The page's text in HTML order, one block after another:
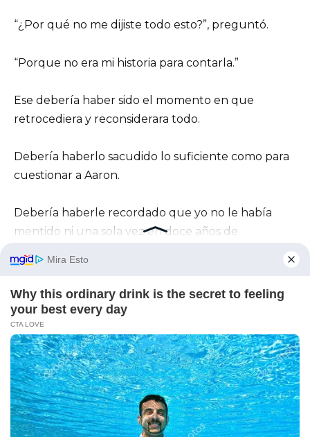
“¿Por qué no me dijiste todo esto?”, preguntó.
“Porque no era mi historia para contarla.”
Ese debería haber sido el momento en que
retrocediera y reconsiderara todo.
Debería haberlo sacudido lo suficiente como para
cuestionar a Aaron.
Debería haberle recordado que yo no le había
mentido ni una sola vez en doce años de
En vez de eso, solo se quedó más callado.
Una semana después, Aaron redobló la apuesta.
Lo supe porque Lily, que tenía nueve años y era
mucho más observadora de lo que cualquiera de
nosotros merecía, me preguntó durante el
desayuno: “¿Por qué el tío Aaron dijo que quizá